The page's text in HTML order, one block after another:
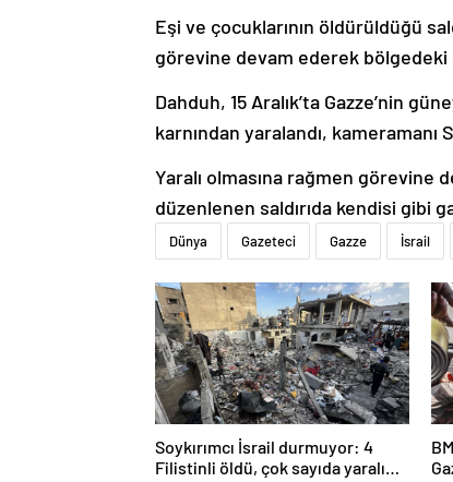
Eşi ve çocuklarının öldürüldüğü
görevine devam ederek bölgedeki
Dahduh, 15 Aralık’ta Gazze’nin
karnından yaralandı, kameramanı
Yaralı olmasına rağmen görevine
düzenlenen saldırıda kendisi gibi
Dünya Gazeteci Gazze İsrail
Soykırımcı İsrail durmuyor: 4
Filistinli öldü, çok sayıda yaralı